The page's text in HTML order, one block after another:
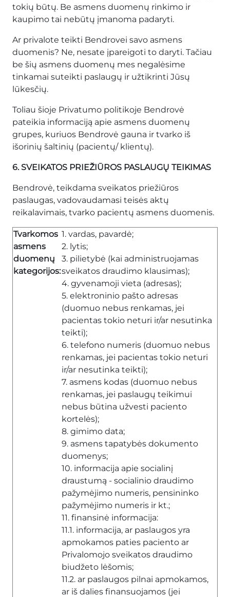
tokių būtų. Be asmens duomenų rinkimo ir
kaupimo tai nebūtų įmanoma padaryti.
Ar privalote teikti Bendrovei savo asmens
duomenis? Ne, nesate įpareigoti to daryti. Tačiau
be šių asmens duomenų mes negalėsime
tinkamai suteikti paslaugų ir užtikrinti Jūsų
lūkesčių.
Toliau šioje Privatumo politikoje Bendrovė
pateikia informaciją apie asmens duomenų
grupes, kuriuos Bendrovė gauna ir tvarko iš
išorinių šaltinių (pacientų/ klientų).
6. SVEIKATOS PRIEŽIŪROS PASLAUGŲ TEIKIMAS
Bendrovė, teikdama sveikatos priežiūros
paslaugas, vadovaudamasi teisės aktų
reikalavimais, tvarko pacientų asmens duomenis.
Tvarkomos
asmens
duomenų
kategorijos:
1. vardas, pavardė;
2. lytis;
3. pilietybė (kai administruojamas
sveikatos draudimo klausimas);
4. gyvenamoji vieta (adresas);
5. elektroninio pašto adresas
(duomuo nebus renkamas, jei
pacientas tokio neturi ir/ar nesutinka
teikti);
6. telefono numeris (duomuo nebus
renkamas, jei pacientas tokio neturi
ir/ar nesutinka teikti);
7. asmens kodas (duomuo nebus
renkamas, jei paslaugų teikimui
nebus būtina užvesti paciento
kortelės);
8. gimimo data;
9. asmens tapatybės dokumento
duomenys;
10. informacija apie socialinį
draustumą - socialinio draudimo
pažymėjimo numeris, pensininko
pažymėjimo numeris ir kt.;
11. finansinė informacija:
11.1. informacija, ar paslaugos yra
apmokamos paties paciento ar
Privalomojo sveikatos draudimo
biudžeto lėšomis;
11.2. ar paslaugos pilnai apmokamos,
ar iš dalies finansuojamos (jei